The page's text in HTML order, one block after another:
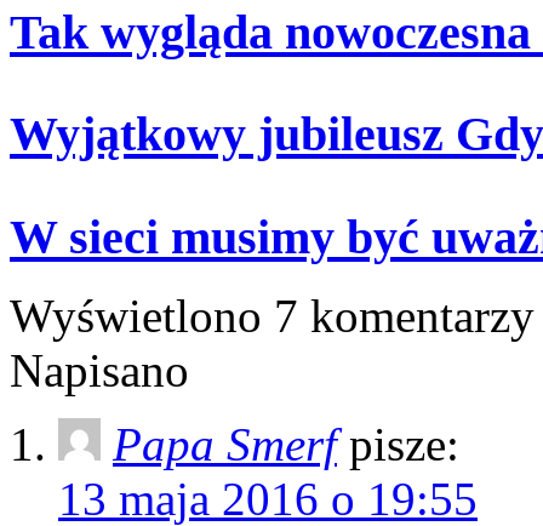
Tak wygląda
Wyjątkowy jubileusz
W sieci musimy być
Wyświetlono 7 komentarzy
Napisano
Papa Smerf pisze:
13 maja 2016 o 19:55